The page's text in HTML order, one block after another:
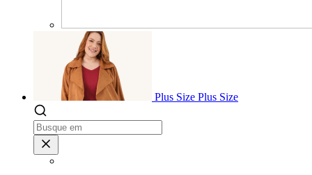
Plus Size Plus Size